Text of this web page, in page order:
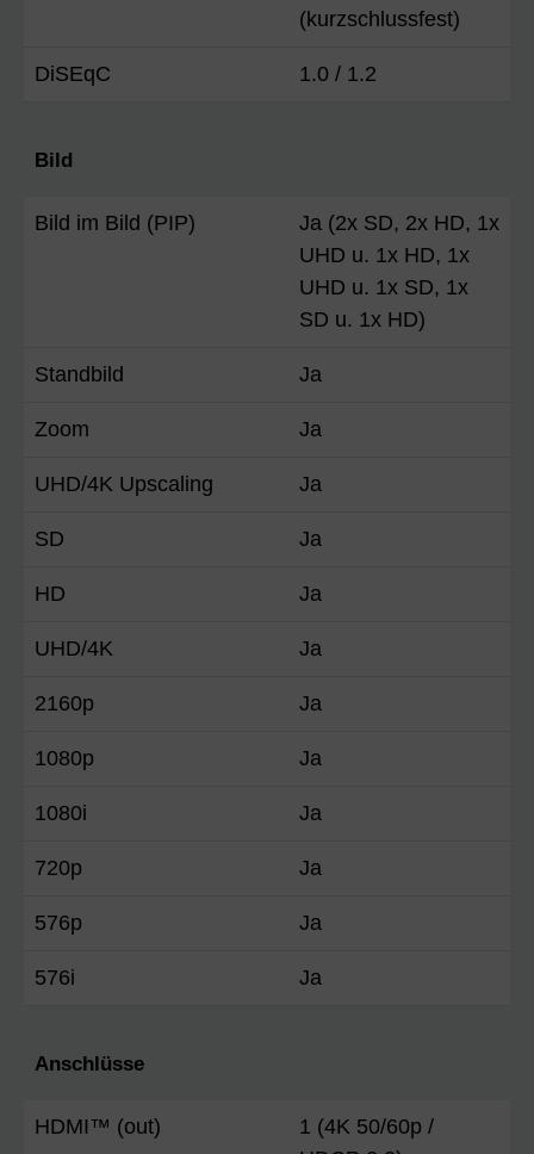
(kurzschlussfest)
DiSEqC 1.0 / 1.2
Bild
Bild im Bild (PIP)
Ja (2x SD, 2x HD, 1x
UHD u. 1x HD, 1x
UHD u. 1x SD, 1x
SD u. 1x HD)
Standbild Ja
Zoom Ja
UHD/4K Upscaling Ja
SD Ja
HD Ja
UHD/4K Ja
2160p Ja
1080p Ja
1080i Ja
720p Ja
576p Ja
576i Ja
Anschlüsse
HDMI™ (out)
1 (4K 50/60p /